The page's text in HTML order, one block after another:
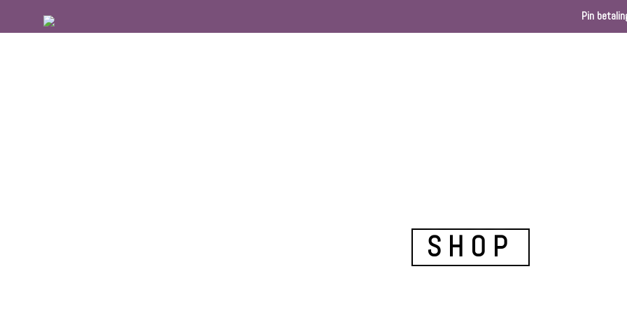
Pin
SHOP